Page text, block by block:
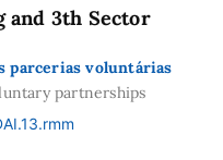
3th Sector
parcerias voluntárias
partnerships